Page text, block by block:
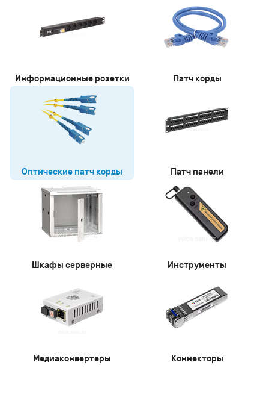
Информационные розетки Патч корды
Оптические патч корды Патч панели
Шкафы серверные Инструменты
Медиаконвертеры Коннекторы